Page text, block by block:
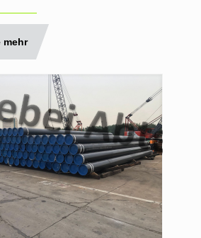
mehr